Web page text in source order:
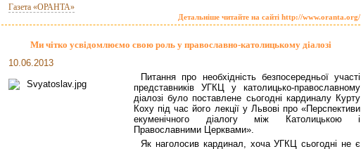
Газета «ОРАНТА»
Детальніше читайте на сайті http://www.oranta.org/
Ми чітко усвідомлюємо свою роль у православно-католицькому діалозі
10.06.2013
Питання про необхідність безпосередньої участі
представників УГКЦ у католицько-православному
діалозі було поставлене сьогодні кардиналу Курту
Коху під час його лекції у Львові про «Перспективи
екуменічного діалогу між Католицькою і
Православними Церквами».
Як наголосив кардинал, хоча УГКЦ сьогодні не є